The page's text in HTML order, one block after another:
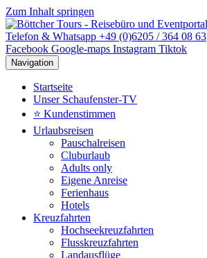
Zum Inhalt springen
Telefon & Whatsapp +49 (0)6205 / 364 08 63
Facebook Google-maps Instagram Tiktok
Navigation
Startseite
Unser Schaufenster-TV
⭐ Kundenstimmen
Urlaubsreisen
Pauschalreisen
Cluburlaub
Adults only
Eigene Anreise
Ferienhaus
Hotels
Kreuzfahrten
Hochseekreuzfahrten
Flusskreuzfahrten
Landausflüge